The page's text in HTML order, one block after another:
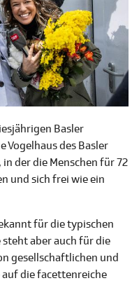
Basler
Vogelhaus des Basler
der die Menschen für 72
und sich frei wie ein
für die typischen
aber auch für die
gesellschaftlichen und
auf die facettenreiche